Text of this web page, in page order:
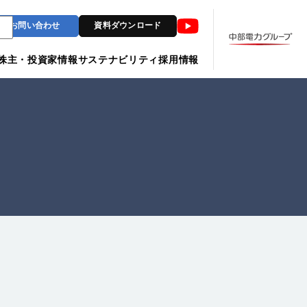
お問い合わせ 資料ダウンロード
主・投資家情報サステナビリティ採用情報